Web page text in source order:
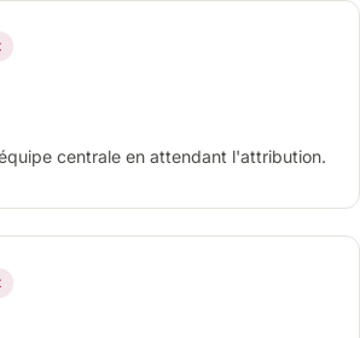
centrale en attendant l'attribution.